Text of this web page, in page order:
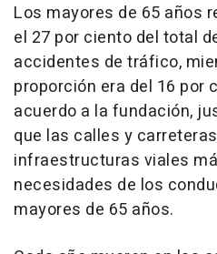
Los mayores de 65 años
el 27 por ciento del total
accidentes de tráfico,
proporción era del 16 por
acuerdo a la fundación,
que las calles y
infraestructuras viales
necesidades de los
mayores de 65 años.